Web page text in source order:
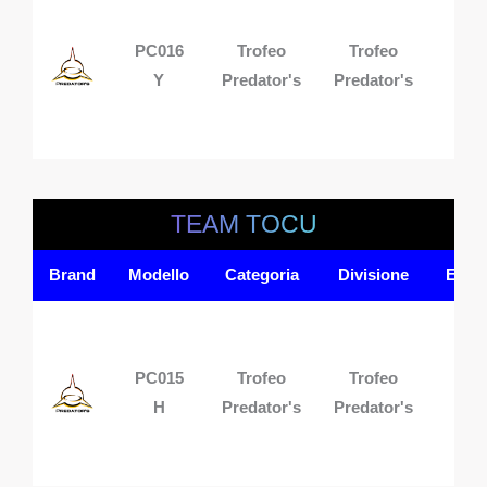
PC016
Y
Trofeo
Predator's
Trofeo
Predator's
TEAM TOCU
Brand Modello Categoria Divisione
PC015
H
Trofeo
Predator's
Trofeo
Predator's